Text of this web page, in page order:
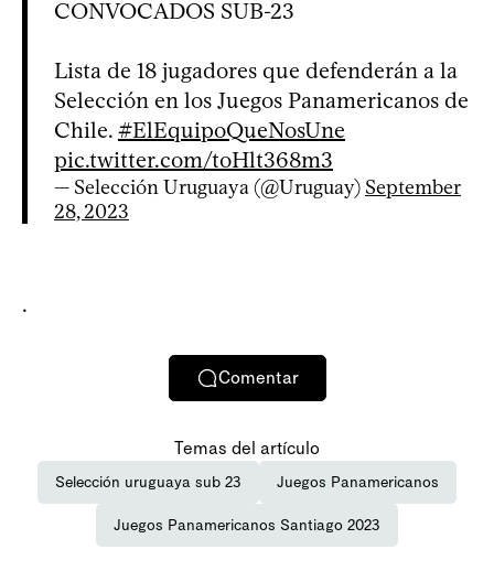
CONVOCADOS SUB-23
Lista de 18 jugadores que defenderán a la
Selección en los Juegos Panamericanos de
Chile. #ElEquipoQueNosUne
pic.twitter.com/toHlt368m3
— Selección Uruguaya (@Uruguay) September
28, 2023
.
Comentar
Temas del artículo
Selección uruguaya sub 23 Juegos Panamericanos
Juegos Panamericanos Santiago 2023